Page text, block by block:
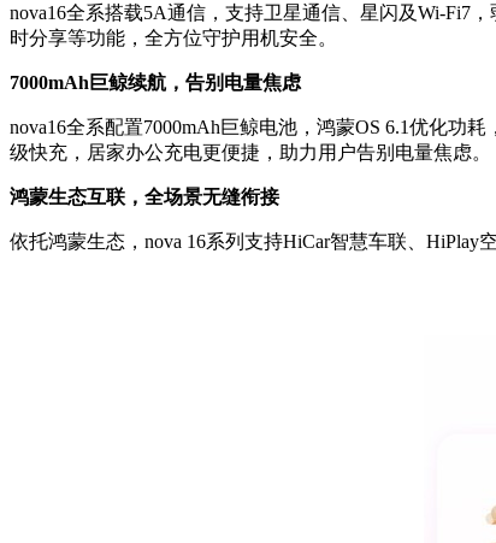
nova16全系搭载5A通信，支持卫星通信、星闪及Wi-Fi7
时分享等功能，全方位守护用机安全。
7000mAh巨鲸续航，告别电量焦虑
nova16全系配置7000mAh巨鲸电池，鸿蒙OS 6.1优化功
级快充，居家办公充电更便捷，助力用户告别电量焦虑。
鸿蒙生态互联，全场景无缝衔接
依托鸿蒙生态，nova 16系列支持HiCar智慧车联、